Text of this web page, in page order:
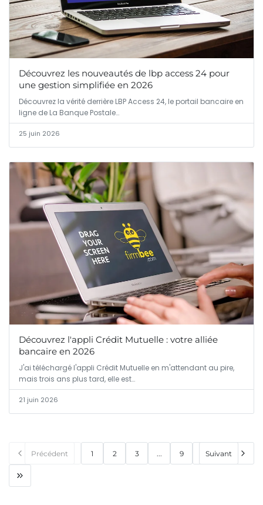
Découvrez les nouveautés de lbp access 24 pour
une gestion simplifiée en 2026
Découvrez la vérité derrière LBP Access 24, le portail bancaire en
ligne de La Banque Postale…
25 juin 2026
Découvrez l'appli Crédit Mutuelle : votre alliée
bancaire en 2026
J'ai téléchargé l'appli Crédit Mutuelle en m'attendant au pire,
mais trois ans plus tard, elle est…
21 juin 2026
Précédent 1 2 3 ... 9 Suivant